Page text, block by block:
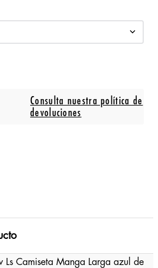
Consulta nuestra política de
devoluciones
Ls Camiseta Manga Larga azul de